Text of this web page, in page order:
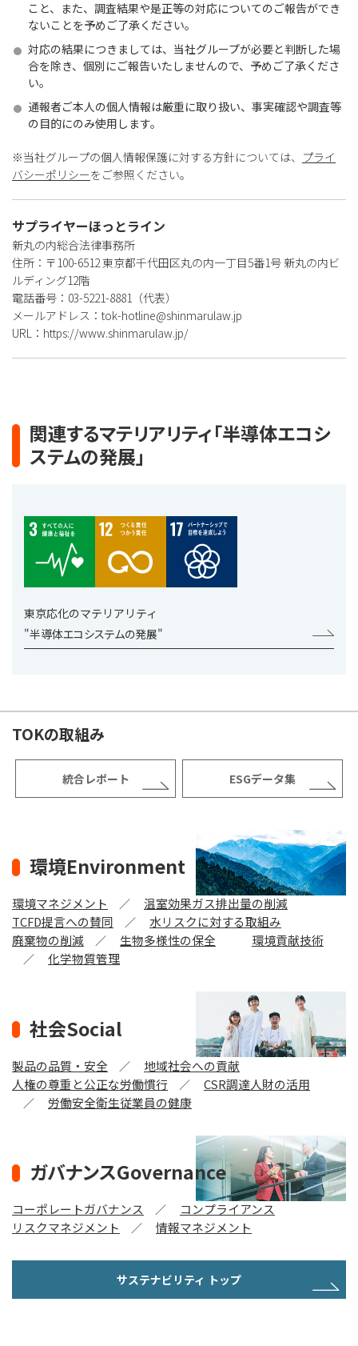
こと、また、調査結果や是正等の対応についてのご報告ができ
ないことを予めご了承ください。
対応の結果につきましては、当社グループが必要と判断した場
合を除き、個別にご報告いたしませんので、予めご了承くださ
い。
通報者ご本人の個人情報は厳重に取り扱い、事実確認や調査等
の目的にのみ使用します。
※当社グループの個人情報保護に対する方針については、 プライ
バシーポリシーをご参照ください。
サプライヤーほっとライン
新丸の内総合法律事務所
住所：〒100-6512 東京都千代田区丸の内一丁目5番1号 新丸の内ビ
ルディング12階
電話番号：03-5221-8881（代表）
メールアドレス：tok-hotline@shinmarulaw.jp
URL：https://www.shinmarulaw.jp/
関連するマテリアリティ「半導体エコシ
ステムの発展」
東京応化のマテリアリティ
"半導体エコシステムの発展"
TOKの取組み
統合レポート ESGデータ集
環境Environment
環境マネジメント
温室効果ガス排出量の削減
TCFD提言への賛同
水リスクに対する取組み
廃棄物の削減
生物多様性の保全
環境貢献技術
化学物質管理
社会Social
製品の品質・安全
地域社会への貢献
人権の尊重と公正な労働慣行
CSR調達人財の活用
労働安全衛生従業員の健康
ガバナンスGovernance
コーポレートガバナンス
コンプライアンス
リスクマネジメント
情報マネジメント
サステナビリティ トップ